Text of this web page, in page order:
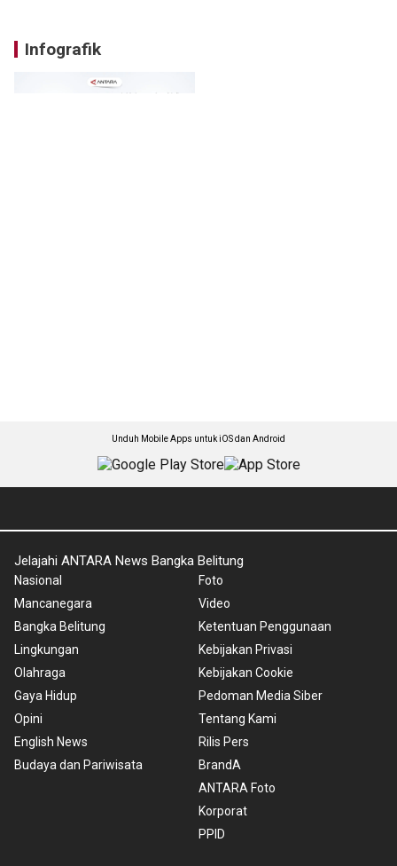
Infografik
Unduh Mobile Apps untuk iOS dan Android
Jelajahi ANTARA News Bangka Belitung
Nasional
Mancanegara
Bangka Belitung
Lingkungan
Olahraga
Gaya Hidup
Opini
English News
Budaya dan Pariwisata
Foto
Video
Ketentuan Penggunaan
Kebijakan Privasi
Kebijakan Cookie
Pedoman Media Siber
Tentang Kami
Rilis Pers
BrandA
ANTARA Foto
Korporat
PPID